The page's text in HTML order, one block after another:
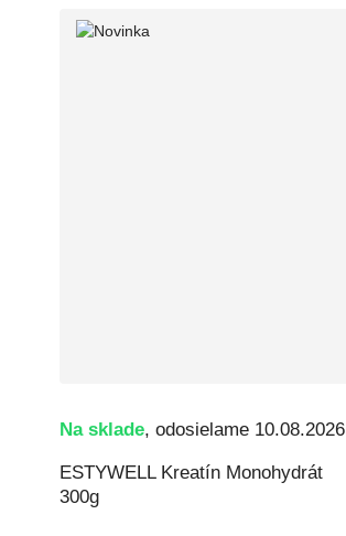
Na sklade, odosielame 10.08.2026
ESTYWELL Kreatín Monohydrát
300g